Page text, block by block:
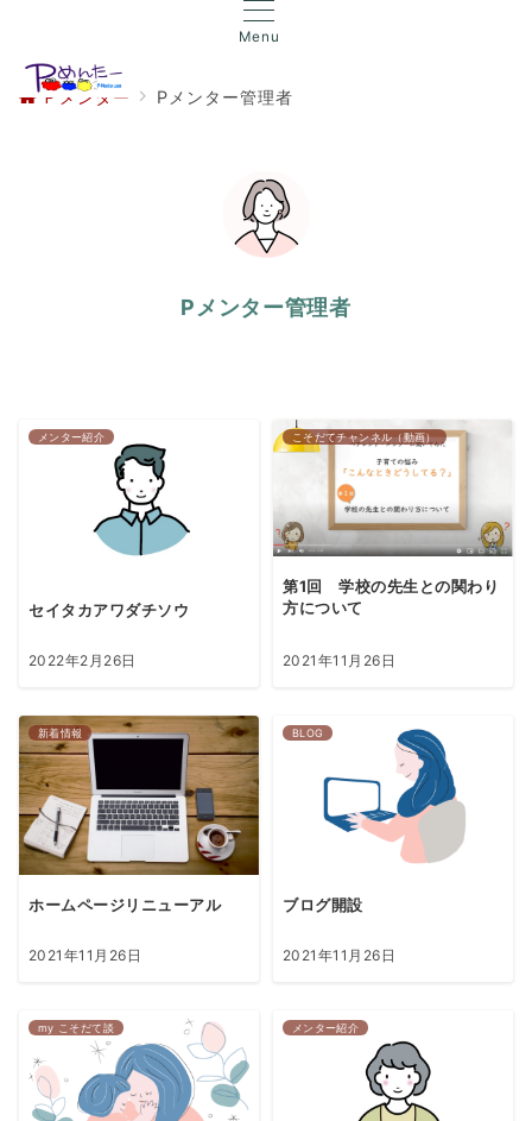
Menu
Ｐメンター Pメンター管理者
Pメンター管理者
メンター紹介
セイタカアワダチソウ
2022年2月26日
こそだてチャンネル（動画）
第1回 学校の先生との関わり
方について
2021年11月26日
新着情報
ホームページリニューアル
2021年11月26日
BLOG
ブログ開設
2021年11月26日
my こそだて談 メンター紹介